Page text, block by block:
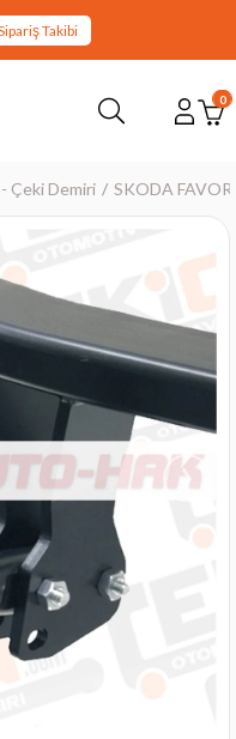
Takibi
0
Çeki Demiri SKODA
›